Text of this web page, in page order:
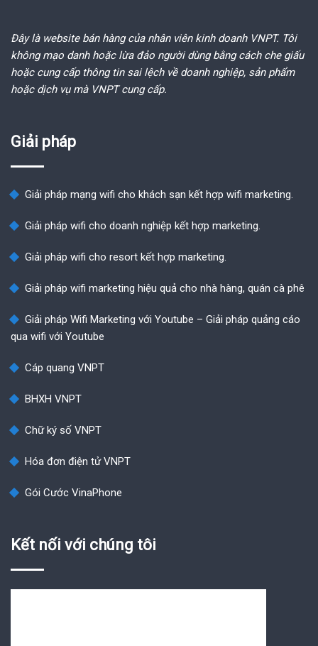
Đây là website bán hàng của nhân viên kinh doanh VNPT. Tôi
không mạo danh hoặc lừa đảo người dùng bằng cách che giấu
hoặc cung cấp thông tin sai lệch về doanh nghiệp, sản phẩm
hoặc dịch vụ mà VNPT cung cấp.
Giải pháp
Giải pháp mạng wifi cho khách sạn kết hợp wifi marketing.
Giải pháp wifi cho doanh nghiệp kết hợp marketing.
Giải pháp wifi cho resort kết hợp marketing.
Giải pháp wifi marketing hiệu quả cho nhà hàng, quán cà phê
Giải pháp Wifi Marketing với Youtube – Giải pháp quảng cáo
qua wifi với Youtube
Cáp quang VNPT
BHXH VNPT
Chữ ký số VNPT
Hóa đơn điện tử VNPT
Gói Cước VinaPhone
Kết nối với chúng tôi